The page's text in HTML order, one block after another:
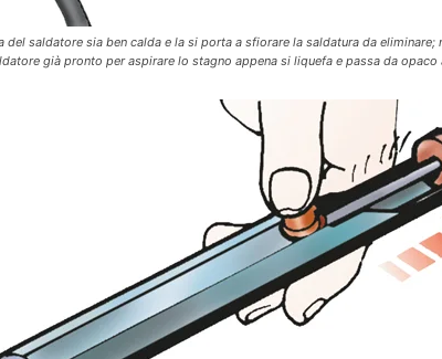
del saldatore sia ben calda e la si porta a sfiorare la saldatura da eliminare;
già pronto per aspirare lo stagno appena si liquefa e passa da opaco